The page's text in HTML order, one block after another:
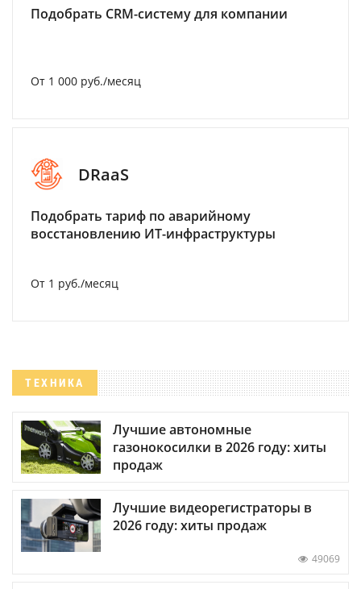
Подобрать CRM-систему для компании
От 1 000 руб./месяц
DRaaS
Подобрать тариф по аварийному
восстановлению ИТ-инфраструктуры
От 1 руб./месяц
ТЕХНИКА
Лучшие автономные
газонокосилки в 2026 году: хиты
продаж
Лучшие видеорегистраторы в
2026 году: хиты продаж
49069